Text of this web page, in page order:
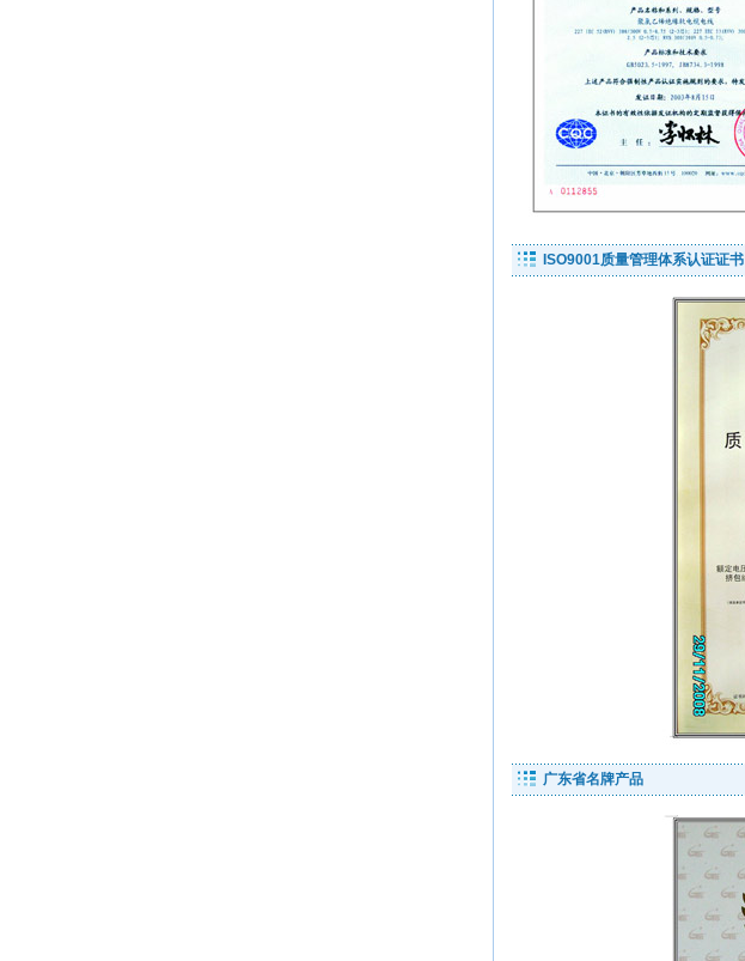
ISO9001质量管理体系认证证书
广东省名牌产品